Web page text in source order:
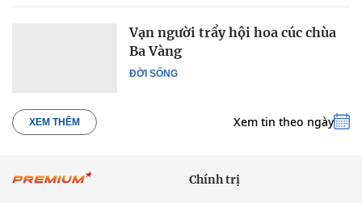
ĐỜI SỐNG
Vạn người trẩy hội hoa cúc chùa
Ba Vàng
XEM THÊM Xem tin theo ngày
Chính trị